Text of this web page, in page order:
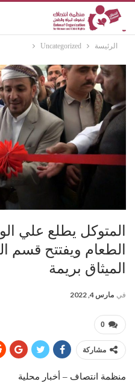
الرئيسة Uncategorized
المتوكل يطلع علي
الطعام ويفتتح قسم
الميثاق بريمة
في مارس 4, 2022
0
مشاركة
منظمة انتصاف – أخبار محلية